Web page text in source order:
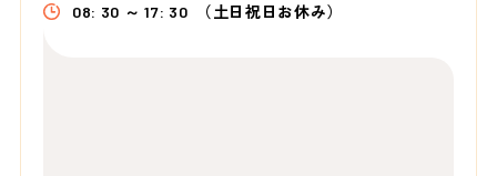
08: 30 ～ 17: 30 （土日祝日お休み）